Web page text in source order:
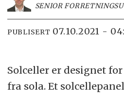
SENIOR
PUBLISERT 07.10.2021 -
Solceller er designet
fra sola. Et